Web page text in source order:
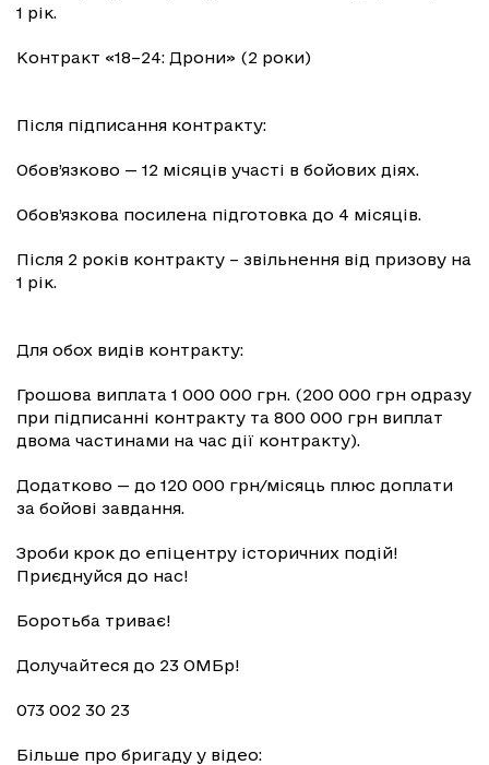
1 рік.
Контракт «18–24: Дрони» (2 роки)
Після підписання контракту:
Обов’язково — 12 місяців участі в бойових діях.
Обов’язкова посилена підготовка до 4 місяців.
Після 2 років контракту – звільнення від призову на
1 рік.
Для обох видів контракту:
Грошова виплата 1 000 000 грн. (200 000 грн одразу
при підписанні контракту та 800 000 грн виплат
двома частинами на час дії контракту).
Додатково — до 120 000 грн/місяць плюс доплати
за бойові завдання.
Зроби крок до епіцентру історичних подій!
Приєднуйся до нас!
Боротьба триває!
Долучайтеся до 23 ОМБр!
073 002 30 23
Більше про бригаду у відео: